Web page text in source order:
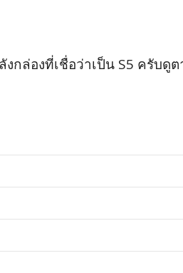
กล่องที่เชื่อว่าเป็น S5 ครับดู